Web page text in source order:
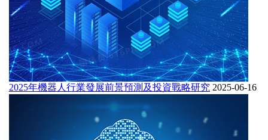
2025年機器人行業發展前景預測及投資戰略研究 2025-06-16